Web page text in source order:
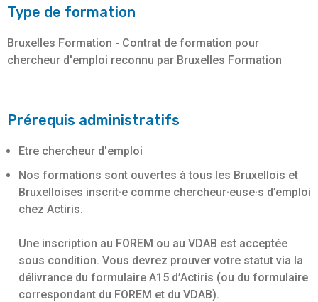
Type de formation
Bruxelles Formation - Contrat de formation pour
chercheur d'emploi reconnu par Bruxelles Formation
Prérequis administratifs
Etre chercheur d'emploi
Nos formations sont ouvertes à tous les Bruxellois et
Bruxelloises inscrit·e comme chercheur·euse·s d’emploi
chez Actiris.
Une inscription au FOREM ou au VDAB est acceptée
sous condition. Vous devrez prouver votre statut via la
délivrance du formulaire A15 d’Actiris (ou du formulaire
correspondant du FOREM et du VDAB).